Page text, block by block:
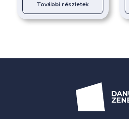
További részletek